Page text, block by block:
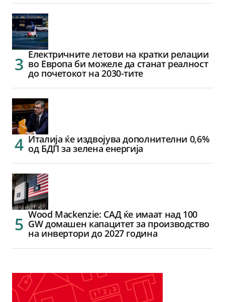
Електричните летови на кратки релации
во Европа би можеле да станат реалност
до почетокот на 2030-тите
Италија ќе издвојува дополнителни 0,6%
од БДП за зелена енергија
Wood Mackenzie: САД ќе имаат над 100
GW домашен капацитет за производство
на инвертори до 2027 година